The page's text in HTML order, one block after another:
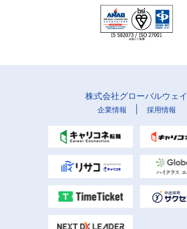
株式会社グローバルウェイ
企業情報 採用情報